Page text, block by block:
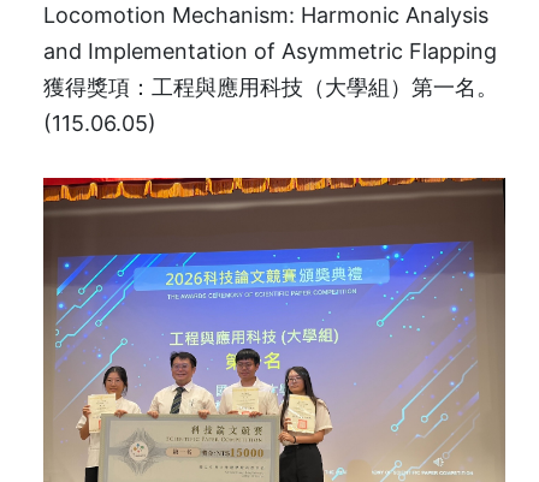
Locomotion Mechanism: Harmonic Analysis
and Implementation of Asymmetric Flapping
獲得獎項：工程與應用科技（大學組）第一名。
(115.06.05)